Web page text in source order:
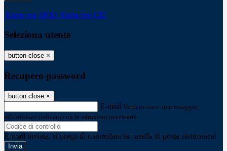
-
Entra con SPID Entra con CIE
Seleziona utente
button close ×
Recupero password
button close ×
E-mail Verrà inviato un messaggio
all'indirizzo indicato con le istruzioni necessarie.
E-mail inviata, si prega di controllare la casella di posta elettronica!